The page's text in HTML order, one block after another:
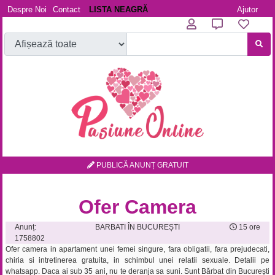
Despre Noi Contact LISTA NEAGRĂ Ajutor
PUBLICĂ ANUNȚ GRATUIT
Ofer Camera
Anunț:
1758802
BARBATI ÎN BUCUREȘTI 15 ore
Ofer camera in apartament unei femei singure, fara obligatii, fara prejudecati,
chiria si intretinerea gratuita, in schimbul unei relatii sexuale. Detalii pe
whatsapp. Daca ai sub 35 ani, nu te deranja sa suni. Sunt Bărbat din București